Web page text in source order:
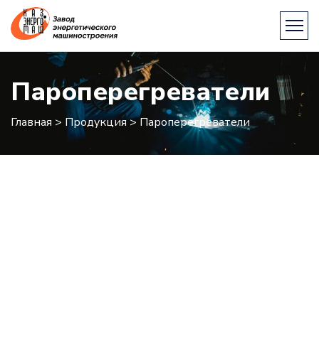
Пароперегреватели
Главная > Продукция>Пароперегреватели